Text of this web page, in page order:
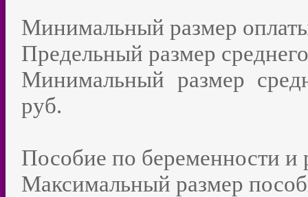
Минимальный размер
Предельный размер
Минимальный размер
руб.
Пособие по беременности и
Максимальный размер